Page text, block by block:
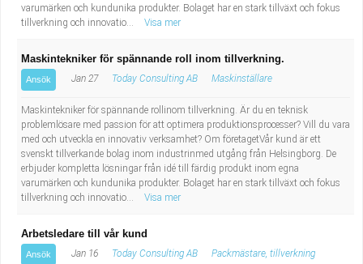
varumärken och kundunika produkter. Bolaget har en stark tillväxt och fokus
tillverkning och innovatio...
Visa mer
Maskintekniker för spännande roll inom tillverkning.
Ansök Jan 27 Today Consulting AB Maskinställare
Maskintekniker för spännande rollinom tillverkning. Är du en teknisk
problemlösare med passion för att optimera produktionsprocesser? Vill du vara
med och utveckla en innovativ verksamhet? Om företagetVår kund är ett
svenskt tillverkande bolag inom industrinmed utgång från Helsingborg. De
erbjuder kompletta lösningar från idé till färdig produkt inom egna
varumärken och kundunika produkter. Bolaget har en stark tillväxt och fokus
tillverkning och innovatio...
Visa mer
Arbetsledare till vår kund
Ansök Jan 16 Today Consulting AB Packmästare, tillverkning